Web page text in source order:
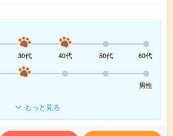
30代 40代 50代
60代
男性
もっと見る